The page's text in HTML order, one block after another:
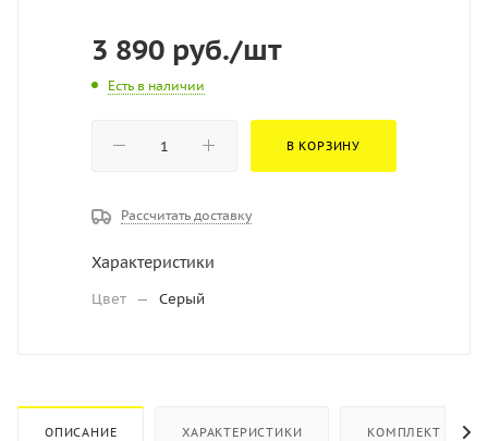
3 890 руб./шт
Есть в наличии
В КОРЗИНУ
Рассчитать доставку
Характеристики
Цвет — Серый
ОПИСАНИЕ ХАРАКТЕРИСТИКИ КОМПЛЕКТ